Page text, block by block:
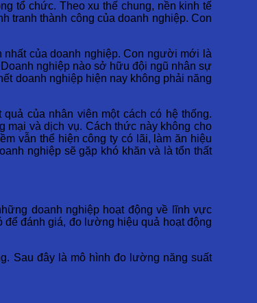
tổ chức. Theo xu thế chung, nền kinh tế
tranh thành công của doanh nghiệp. Con
nhất của doanh nghiệp. Con người mới là
nghiệp nào sở hữu đội ngũ nhân sự
doanh nghiệp hiện nay không phải năng
của nhân viên một cách có hệ thống.
mại và dịch vụ. Cách thức này không cho
vẫn thể hiện công ty có lãi, làm ăn hiệu
nghiệp sẽ gặp khó khăn và là tổn thất
doanh nghiệp hoạt động về lĩnh vực
đánh giá, đo lường hiệu quả hoạt động
Sau đây là mô hình đo lường năng suất